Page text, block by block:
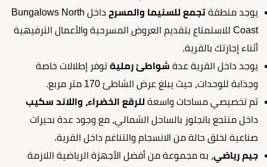
يوجد منطقة تجمع للسنيما والمسرح
داخل Bungalows North
Coast للاستمتاع بتقديم العروض المسرحية والأعمال الترفيهية
أثناء إجازتك بالقرية.
يوجد داخل القرية عدة شواطئ رملية توفر إطلالات خاصة
وجذابة للوحدات، حيث يبلغ عرض الشاطئ 170 متر مربع.
تم تخصيصي مساحات واسعة للرقع الخضراء، واللاند سكيب
داخل منتجع بانجلوز بالساحل الشمالي، مع وجود عدة بحيرات
صناعية لخلق حالة من الانسجام والتناغم داخل القرية.
جيم رياضي، به مجموعة من أفضل الأجهزة الرياضية اللازمة